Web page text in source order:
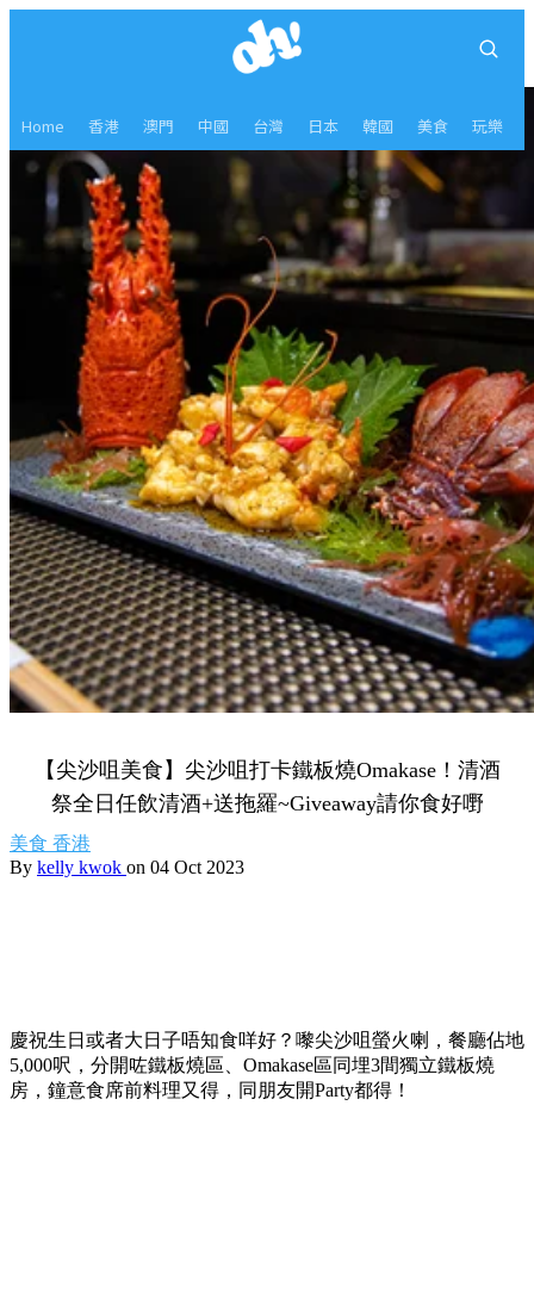
Home 香港 澳門 中國 台灣 日本 韓國 美食 玩樂
【尖沙咀美食】尖沙咀打卡鐵板燒Omakase！清酒
祭全日任飲清酒+送拖羅~Giveaway請你食好嘢
美食 香港
By kelly kwok on 04 Oct 2023
慶祝生日或者大日子唔知食咩好？嚟尖沙咀螢火喇，餐廳佔地
5,000呎，分開咗鐵板燒區、Omakase區同埋3間獨立鐵板燒
房，鐘意食席前料理又得，同朋友開Party都得！